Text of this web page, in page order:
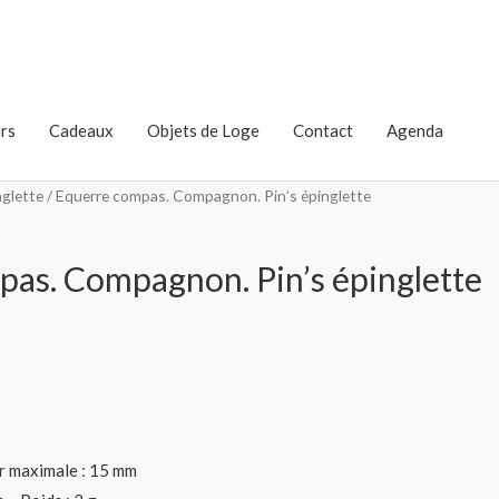
Cadeaux Objets de Loge Contact Agenda
/ Equerre compas. Compagnon. Pin’s épinglette
Compagnon. Pin’s épinglette
maximale : 15 mm